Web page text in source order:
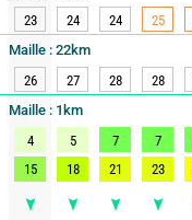
23
24 24 25
Maille : 22km
26
27 28 28
Maille : 1km
4
5 7 7
15
18 21 23